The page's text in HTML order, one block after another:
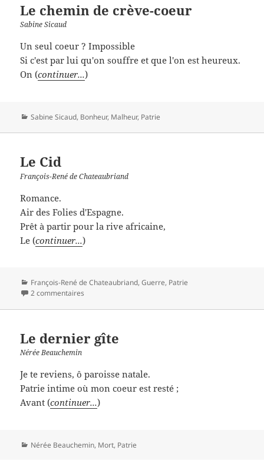
Le chemin de crève-coeur
Sabine Sicaud
Un seul coeur ? Impossible
Si c'est par lui qu'on souffre et que l'on est heureux.
On (continuer...)
Catégories
Sabine Sicaud, Bonheur, Malheur, Patrie
Le Cid
François-René de Chateaubriand
Romance.
Air des Folies d'Espagne.
Prêt à partir pour la rive africaine,
Le (continuer...)
Catégories
François-René de Chateaubriand,Guerre, Patrie
2 commentaires
Le dernier gîte
Nérée Beauchemin
Je te reviens, ô paroisse natale.
Patrie intime où mon coeur est resté ;
Avant (continuer...)
Catégories
Nérée Beauchemin, Mort, Patrie